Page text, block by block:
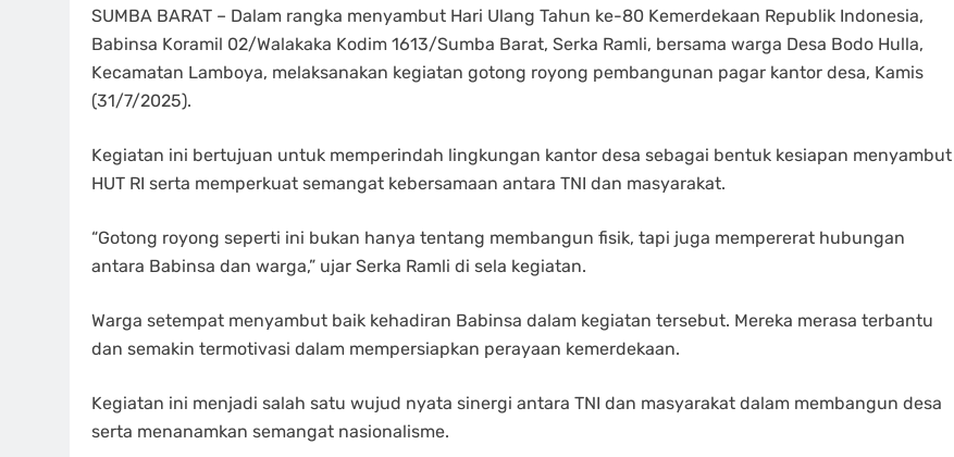
SUMBA BARAT – Dalam rangka menyambut Hari Ulang Tahun ke-80 Kemerdekaan Republik Indonesia,
Babinsa Koramil 02/Walakaka Kodim 1613/Sumba Barat, Serka Ramli, bersama warga Desa Bodo Hulla,
Kecamatan Lamboya, melaksanakan kegiatan gotong royong pembangunan pagar kantor desa, Kamis
(31/7/2025).
Kegiatan ini bertujuan untuk memperindah lingkungan kantor desa sebagai bentuk kesiapan menyambut
HUT RI serta memperkuat semangat kebersamaan antara TNI dan masyarakat.
“Gotong royong seperti ini bukan hanya tentang membangun fisik, tapi juga mempererat hubungan
antara Babinsa dan warga,” ujar Serka Ramli di sela kegiatan.
Warga setempat menyambut baik kehadiran Babinsa dalam kegiatan tersebut. Mereka merasa terbantu
dan semakin termotivasi dalam mempersiapkan perayaan kemerdekaan.
Kegiatan ini menjadi salah satu wujud nyata sinergi antara TNI dan masyarakat dalam membangun desa
serta menanamkan semangat nasionalisme.